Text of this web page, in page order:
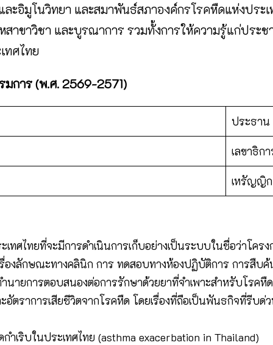
อิมูโนวิทยา และสมาพันธ์สภาองค์กรโรคหืดแห่งประเ
ขาวิชา และบูรณาการ รวมทั้งการให้ความรู้แก่ประช
ทศไทย
การ (พ.ศ. 2569-2571)
ประธาน
เลขาธิก
เหรัญญิก
ศไทยที่จะมีการดำเนินการเก็บอย่างเป็นระบบในชื่อว่าโครง
องลักษณะทางคลินิก การ ทดสอบทางห้องปฏิบัติการ การสืบ
ายการตอบสนองต่อการรักษาด้วยยาที่จำเพาะสำหรับโรคหื
ราการเสียชีวิตจากโรคหืด โดยเรื่องที่ถือเป็นพันธกิจที่รีบด่
เริบในประเทศไทย (asthma exacerbation in Thailand)